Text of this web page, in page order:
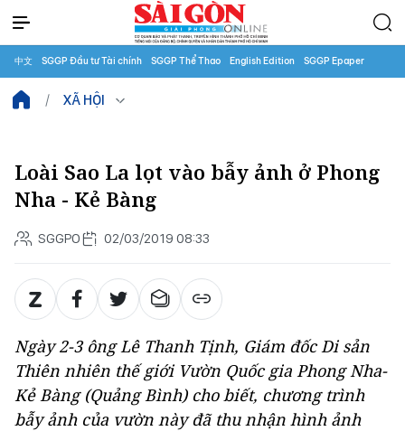
中文 SGGP Đầu tư Tài chính SGGP Thể Thao English Edition SGGP Epaper
XÃ HỘI
Loài Sao La lọt vào bẫy ảnh ở Phong
Nha - Kẻ Bàng
SGGPO 02/03/2019 08:33
Ngày 2-3 ông Lê Thanh Tịnh, Giám đốc Di sản
Thiên nhiên thế giới Vườn Quốc gia Phong Nha-
Kẻ Bàng (Quảng Bình) cho biết, chương trình
bẫy ảnh của vườn này đã thu nhận hình ảnh